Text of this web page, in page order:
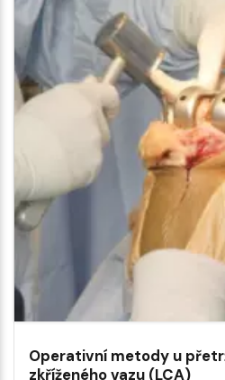
Operativní metody u
zkříženého vazu (LCA)